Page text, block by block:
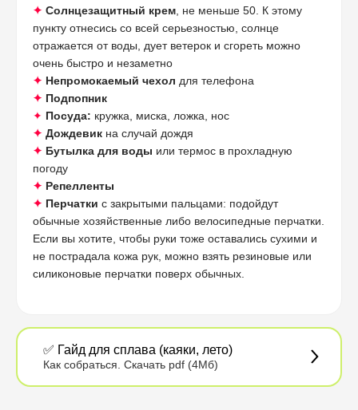
✦ Солнцезащитный крем , не меньше 50. К этому
пункту отнесись со всей серьезностью, солнце
отражается от воды, дует ветерок и сгореть можно
очень быстро и незаметно
✦ Непромокаемый чехол для телефона
✦ Подпопник
✦ Посуда: кружка, миска, ложка, нос
✦ Дождевик на случай дождя
✦ Бутылка для воды или термос в прохладную
погоду
✦ Репелленты
✦ Перчатки с закрытыми пальцами: подойдут
обычные хозяйственные либо велосипедные перчатки.
Если вы хотите, чтобы руки тоже оставались сухими и
не пострадала кожа рук, можно взять резиновые или
силиконовые перчатки поверх обычных.
✅ Гайд для сплава (каяки, лето)
Как собраться. Скачать pdf (4Мб)